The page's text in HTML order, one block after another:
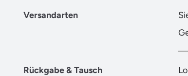
Versandarten
Rückgabe & Tausch